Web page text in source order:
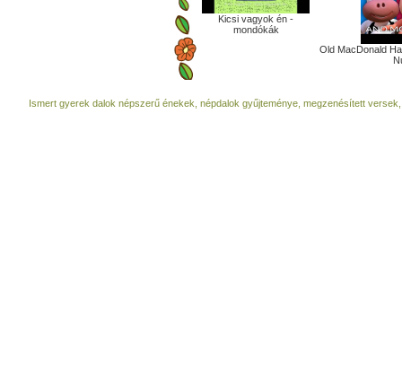
Kicsi vagyok én -
mondókák
Old MacDonald
Ismert gyerek dalok népszerű énekek, népdalok gyűjteménye, megzenésített